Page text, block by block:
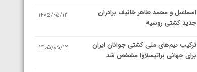
اسماعیل و محمد طاهر خانیف برادران
جدید کشتی روسیه
1405/05/13
ترکیب تیم‌های ملی کشتی جوانان ایران
برای جهانی براتیسلاوا مشخص شد
1405/05/12